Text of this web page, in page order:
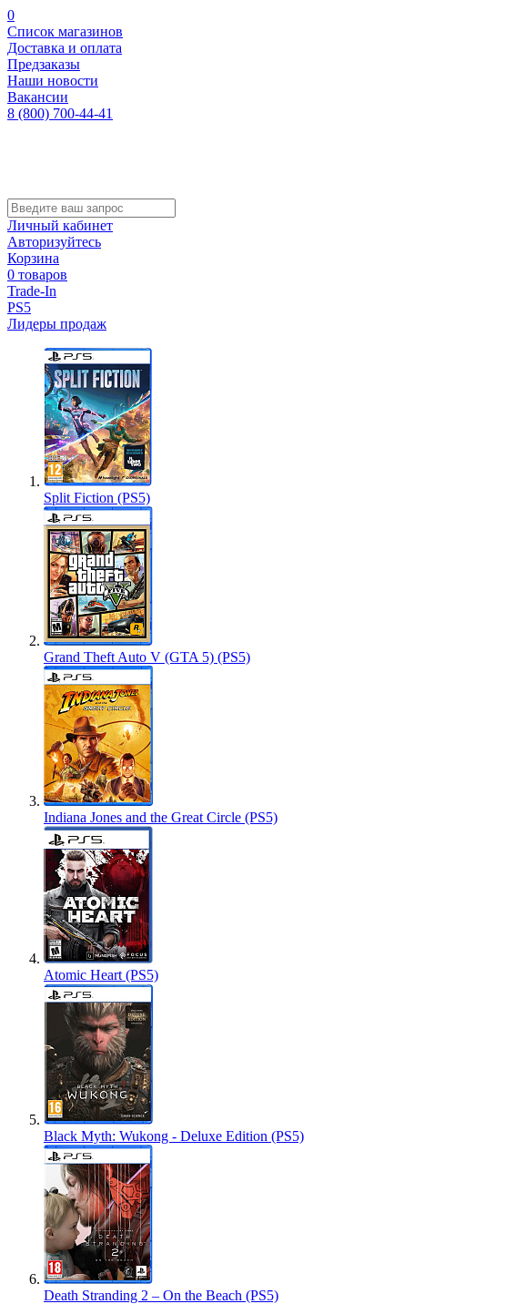
0
Список магазинов
Доставка и оплата
Предзаказы
Наши новости
Вакансии
8 (800) 700-44-41
Личный кабинет
Авторизуйтесь
Корзина
0 товаров
Trade-In
PS5
Лидеры продаж
Split Fiction (PS5)
Grand Theft Auto V (GTA 5) (PS5)
Indiana Jones and the Great Circle (PS5)
Atomic Heart (PS5)
Black Myth: Wukong - Deluxe Edition (PS5)
Death Stranding 2 – On the Beach (PS5)